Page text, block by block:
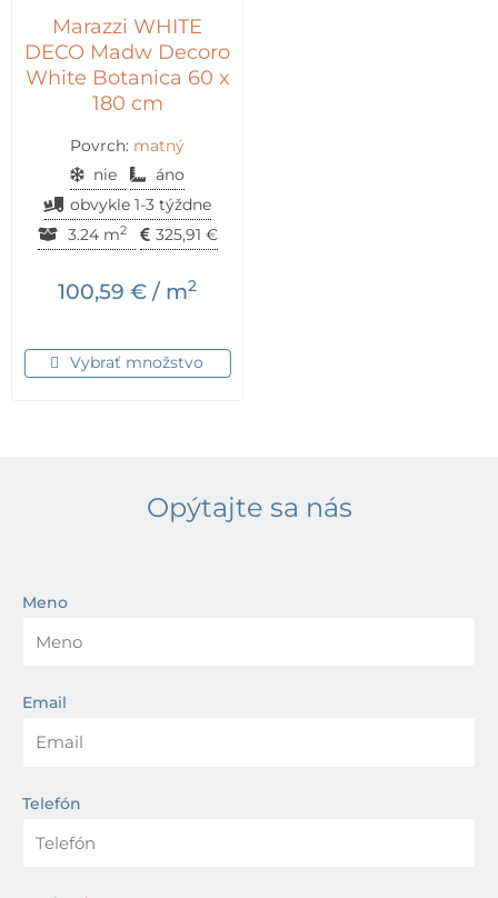
Marazzi WHITE
DECO Madw Decoro
White Botanica 60 x
180 cm
Povrch: matný
nie
áno
obvykle 1-3 týždne
3.24 m2 325,91 €
100,59 € / m2
Vybrať množstvo
Opýtajte sa nás
Meno
Email
Telefón